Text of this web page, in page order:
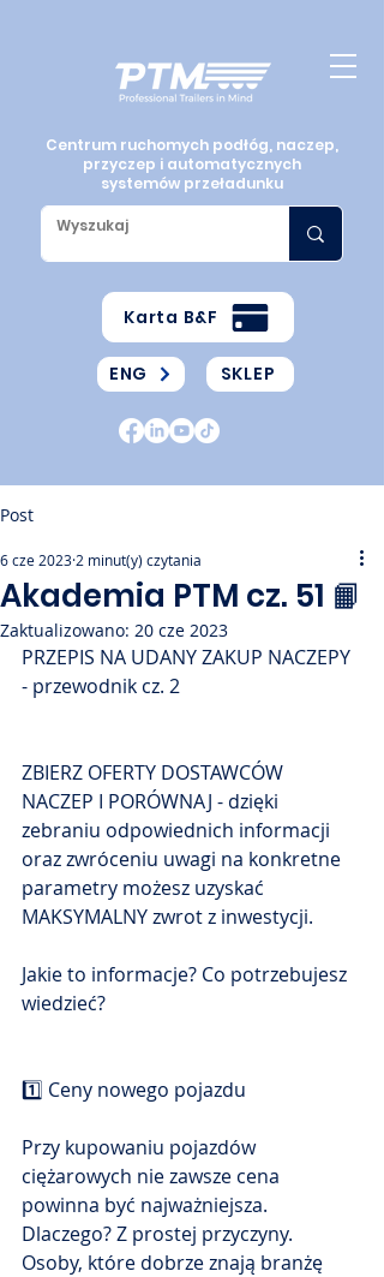
Centrum ruchomych podłóg, naczep,
przyczep i automatycznych
systemów przeładunku
Karta B&F
ENG SKLEP
Post
Akademia PTM cz. 51 📙
6 cze 2023 2 minut(y) czytania
Zaktualizowano: 20 cze 2023
PRZEPIS NA UDANY ZAKUP NACZEPY
- przewodnik cz. 2
ZBIERZ OFERTY DOSTAWCÓW
NACZEP I PORÓWNAJ - dzięki
zebraniu odpowiednich informacji
oraz zwróceniu uwagi na konkretne
parametry możesz uzyskać
MAKSYMALNY zwrot z inwestycji.
Jakie to informacje? Co potrzebujesz
wiedzieć?
1️⃣ Ceny nowego pojazdu
Przy kupowaniu pojazdów
ciężarowych nie zawsze cena
powinna być najważniejsza.
Dlaczego? Z prostej przyczyny.
Osoby, które dobrze znają branżę